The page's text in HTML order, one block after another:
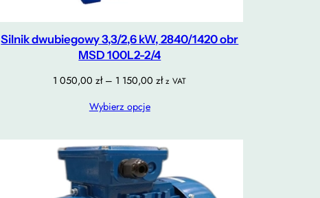
Silnik dwubiegowy 3,3/2,6 kW, 2840/1420 obr
MSD 100L2-2/4
1 050,00zł – 1 150,00złZakres
050,00 zł
do
1
150,00 zł
z VAT
Wybierz opcje